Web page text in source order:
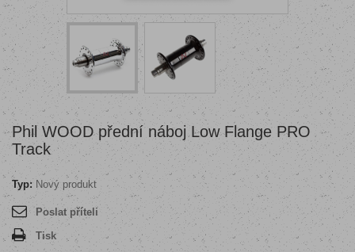
Phil WOOD přední náboj Low Flange PRO
Track
Typ: Nový produkt
Poslat příteli
Tisk